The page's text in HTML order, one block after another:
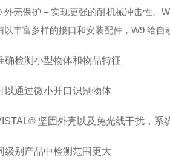
外壳保护 – 实现更强的耐机械冲击性。
以丰富多样的接口和安装配件，W9 给自
确检测小型物体和物品特征
以通过微小开口识别物体
坚固外壳以及免光线干扰，系
级别产品中检测范围更大